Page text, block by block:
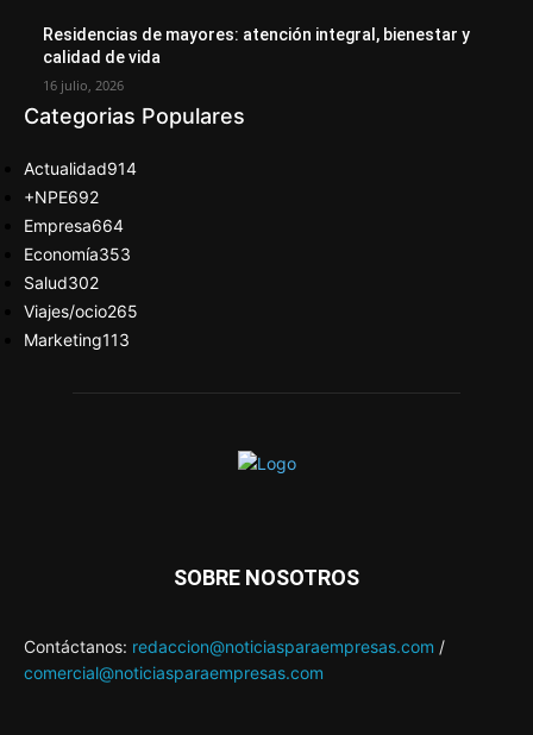
Residencias de mayores: atención integral, bienestar y
calidad de vida
16 julio, 2026
Categorias Populares
Actualidad914
+NPE692
Empresa664
Economía353
Salud302
Viajes/ocio265
Marketing113
SOBRE NOSOTROS
Contáctanos: redaccion@noticiasparaempresas.com /
comercial@noticiasparaempresas.com